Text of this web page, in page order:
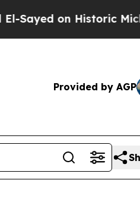
Win: “People
Provided by AGP